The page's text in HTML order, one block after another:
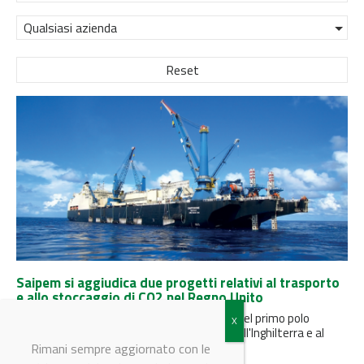
Qualsiasi azienda
Reset
Saipem si aggiudica due progetti relativi al trasporto
e allo stoccaggio di CO2 nel Regno Unito
I progetti contribuiranno alla realizzazione del primo polo
industriale a emissioni zero nel nord-est dell'Inghilterra e al
raggiungimento degli obiettivi...
Rimani sempre aggiornato con le